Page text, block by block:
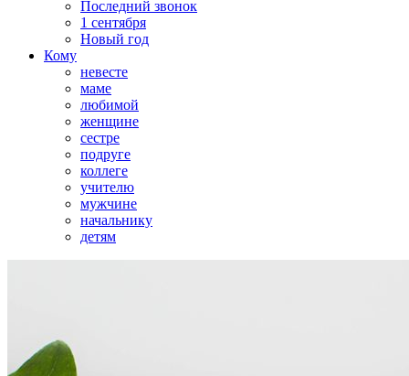
Последний звонок
1 сентября
Новый год
Кому
невесте
маме
любимой
женщине
сестре
подруге
коллеге
учителю
мужчине
начальнику
детям